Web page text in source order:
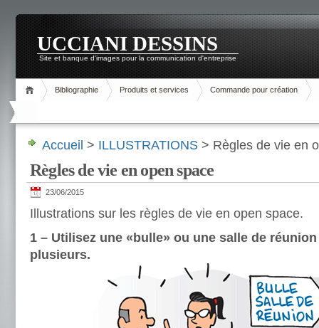
UCCIANI DESSINS
Site et banque d'images pour la communication d'entreprise
Bibliographie Produits et services Commande pour création
Accueil > ILLUSTRATIONS > Règles de vie en
Règles de vie en open space
23/06/2015
Illustrations sur les règles de vie en open space.
1 – Utilisez une «bulle» ou une salle de
plusieurs.